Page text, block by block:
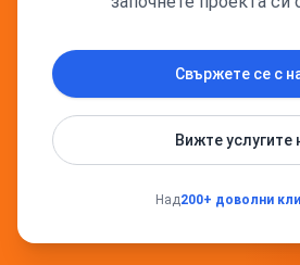
Свържете се с
Вижте услугите
Над200+ доволни